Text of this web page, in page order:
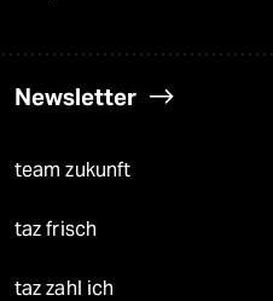
Newsletter
team zukunft
taz frisch
taz zahl ich